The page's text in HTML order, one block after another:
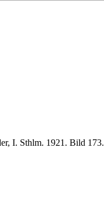
W. Kaudern: I Celebes obygder, I. Sthlm. 1921. Bild 173.